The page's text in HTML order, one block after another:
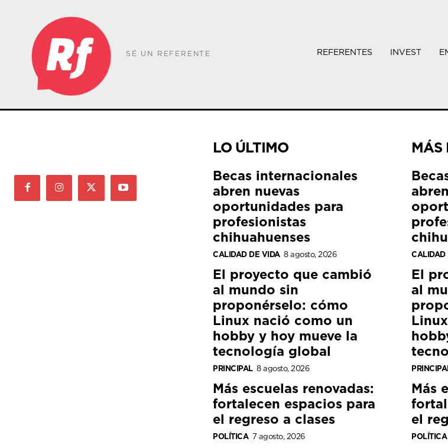
SÉ UN REFERENTE REFERENTES INVEST
LO ÚLTIMO
Becas internacionales
abren nuevas
oportunidades para
profesionistas
chihuahuenses
CALIDAD DE VIDA 8 agosto, 2026
El proyecto que cambió
al mundo sin
proponérselo: cómo
Linux nació como un
hobby y hoy mueve la
tecnología global
PRINCIPAL 8 agosto, 2026
Más escuelas renovadas:
fortalecen espacios para
el regreso a clases
POLÍTICA 7 agosto, 2026
MÁS
CALIDAD
El
al
Más
el
POLÍTICA